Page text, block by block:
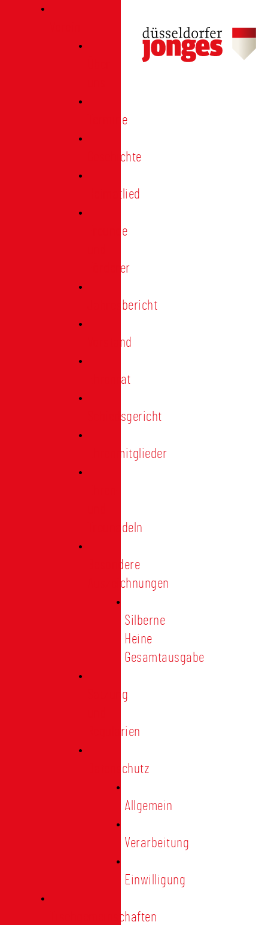
Termine
Geschichte
Heimatlied
Freunde
Förderer
Jahresbericht
Vorstand
Ehrenrat
Schiedsgericht
Ehrenmitglieder
Treunadeln
Besondere
Auszeichnungen
Silberne
Heine
Gesamtausgabe
Satzung
Regularien
Datenschutz
Allgemein
Verarbeitung
Einwilligung
Tischgemeinschaften